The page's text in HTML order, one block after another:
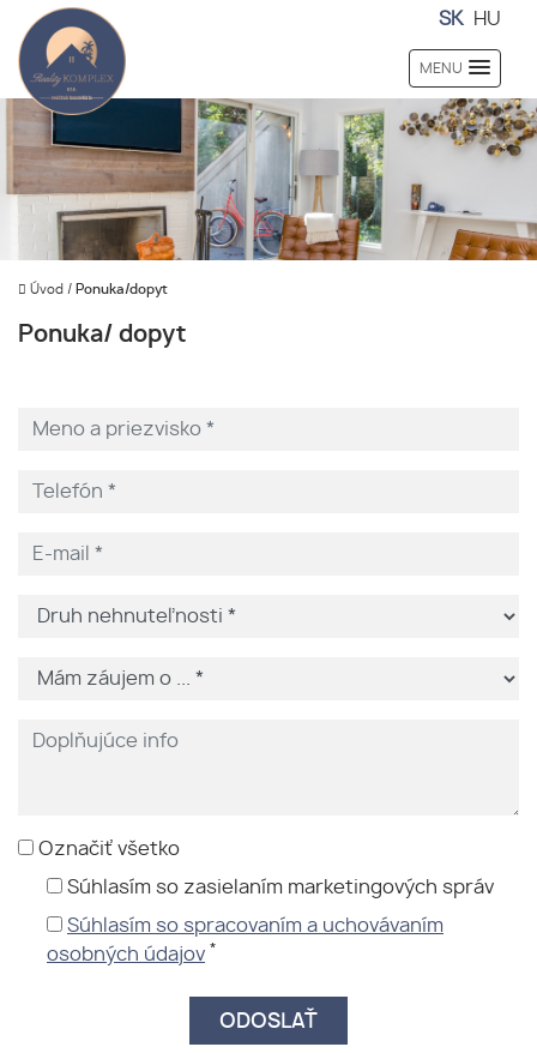
SK HU
MENU
Úvod / Ponuka/dopyt
Ponuka/ dopyt
Označiť všetko
Súhlasím so zasielaním marketingových správ
Súhlasím so spracovaním a uchovávaním
osobných údajov *